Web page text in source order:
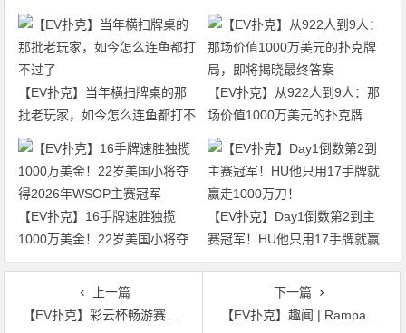
【EV扑克】当年横扫牌桌的那
批老玩家，如今怎么连鱼都打不
过了
【EV扑克】从922人到9人：那
场价值1000万美元的扑克牌
局，即将揭晓最终答案
【EV扑克】16手牌速胜独揽
1000万美金！22岁美国小将夺
得2026年WSOP主赛冠军
【EV扑克】Day1倒数第2到主
赛冠军！HU他只用17手牌就赢
走1000万刀！
上一篇
【EV扑克】彩云杯畅游赛昆明站丨大赛圆满落幕，鏖战十小时，选手李昊宸口袋A捧起主赛事冠军奖杯！
下一篇
【EV扑克】趣闻 | Rampage被指控使用多账户进行游戏